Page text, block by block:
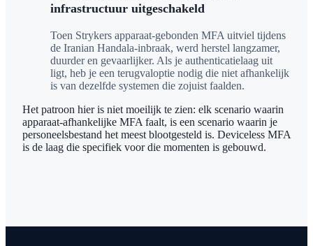
infrastructuur uitgeschakeld
Toen Strykers apparaat-gebonden MFA uitviel tijdens
de Iranian Handala-inbraak, werd herstel langzamer,
duurder en gevaarlijker. Als je authenticatielaag uit
ligt, heb je een terugvaloptie nodig die niet afhankelijk
is van dezelfde systemen die zojuist faalden.
Het patroon hier is niet moeilijk te zien: elk scenario waarin
apparaat-afhankelijke MFA faalt, is een scenario waarin je
personeelsbestand het meest blootgesteld is. Deviceless MFA
is de laag die specifiek voor die momenten is gebouwd.